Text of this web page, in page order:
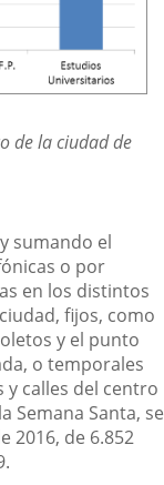
de la ciudad de
sumando el
o por
en los distintos
fijos, como
y el punto
o temporales
y calles del centro
Semana Santa, se
2016, de 6.852